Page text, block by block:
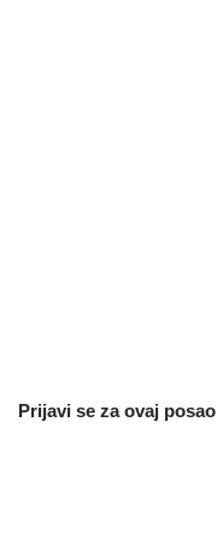
Prijavi se za ovaj posao